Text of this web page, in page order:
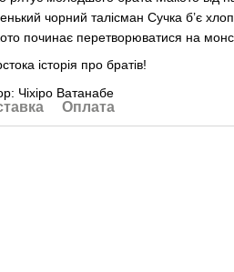
чорний талісман Сучка б’є
починає перетворюватися на
історія про братів!
Чіхіро Ватанабе
Оплата